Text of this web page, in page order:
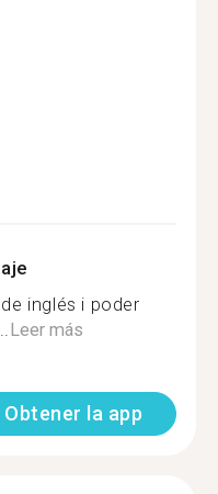
inglés i poder
Leer más
Obtener la app